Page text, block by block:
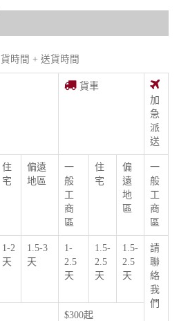
時間 + 送貨時間
貨車
加
急
派
送
住
宅
偏遠
地區
一
般
工
商
區
住
宅
偏
遠
地
區
一
般
工
商
區
1-2
天
1.5-3
天
1-
2.5
天
1.5-
2.5
天
1.5-
2.5
天
請
聯
絡
我
們
$300起